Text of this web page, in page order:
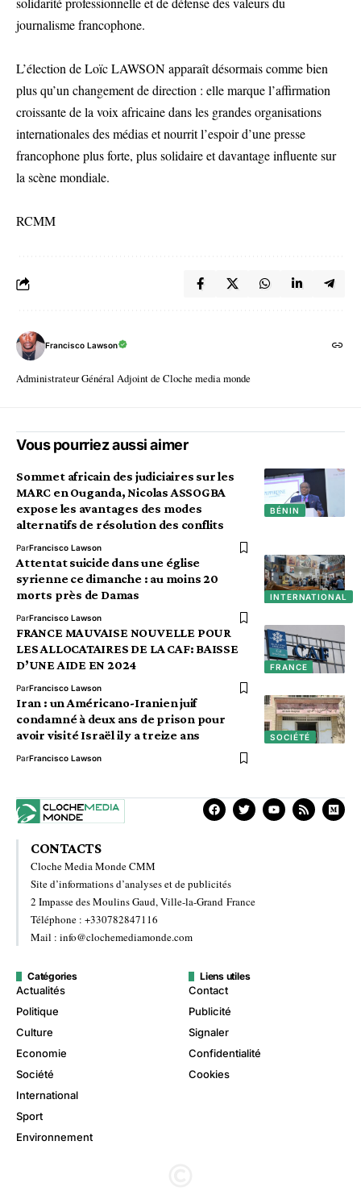
journalisme francophone.
L’élection de Loïc LAWSON apparaît désormais comme bien
plus qu’un changement de direction : elle marque l’affirmation
croissante de la voix africaine dans les grandes organisations
internationales des médias et nourrit l’espoir d’une presse
francophone plus forte, plus solidaire et davantage influente sur
la scène mondiale.
RCMM
Francisco Lawson
Administrateur Général Adjoint de Cloche media monde
Vous pourriez aussi aimer
BÉNIN
Sommet africain des judiciaires sur les
MARC en Ouganda, Nicolas ASSOGBA
expose les avantages des modes
alternatifs de résolution des conflits
ParFrancisco Lawson
INTERNATIONAL
Attentat suicide dans une église
syrienne ce dimanche : au moins 20
morts près de Damas
ParFrancisco Lawson
FRANCE
FRANCE MAUVAISE NOUVELLE POUR
LES ALLOCATAIRES DE LA CAF: BAISSE
D’UNE AIDE EN 2024
ParFrancisco Lawson
SOCIÉTÉ
Iran : un Américano-Iranien juif
condamné à deux ans de prison pour
avoir visité Israël il y a treize ans
ParFrancisco Lawson
CONTACTS
Cloche Media Monde CMM
Site d’informations d’analyses et de publicités
2 Impasse des Moulins Gaud, Ville-la-Grand France
Téléphone : +330782847116
Mail : info@clochemediamonde.com
Catégories
Actualités
Politique
Culture
Economie
Société
International
Sport
Environnement
Liens utiles
Contact
Publicité
Signaler
Confidentialité
Cookies